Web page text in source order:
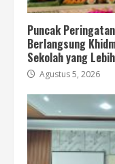
Puncak
Berlangsung
Sekolah yang
Agustus 5, 2026